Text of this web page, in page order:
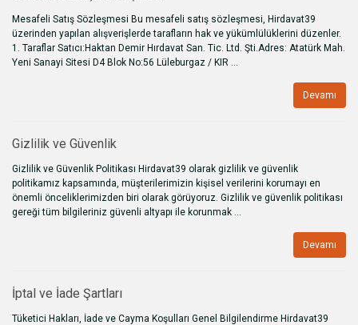
Mesafeli Satış Sözleşmesi Bu mesafeli satış sözleşmesi, Hirdavat39
üzerinden yapılan alışverişlerde tarafların hak ve yükümlülüklerini düzenler.
1. Taraflar Satıcı:Haktan Demir Hırdavat San. Tic. Ltd. Şti.Adres: Atatürk Mah.
Yeni Sanayi Sitesi D4 Blok No:56 Lüleburgaz / KIR ...
Devamı
Gizlilik ve Güvenlik
Gizlilik ve Güvenlik Politikası Hirdavat39 olarak gizlilik ve güvenlik
politikamız kapsamında, müşterilerimizin kişisel verilerini korumayı en
önemli önceliklerimizden biri olarak görüyoruz. Gizlilik ve güvenlik politikası
gereği tüm bilgileriniz güvenli altyapı ile korunmak ...
Devamı
İptal ve İade Şartları
Tüketici Hakları, İade ve Cayma Koşulları Genel Bilgilendirme Hirdavat39